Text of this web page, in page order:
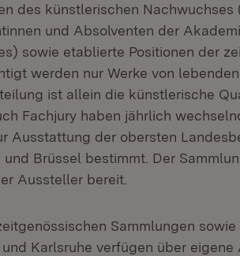
des künstlerischen Nachwuchses
und Absolventen der
sowie etablierte Positionen der
werden nur Werke von
ist allein die künstlerische
Fachjury haben jährlich
Ausstattung der obersten
Brüssel bestimmt. Der
Aussteller bereit.
Sammlungen
Karlsruhe verfügen über eigene